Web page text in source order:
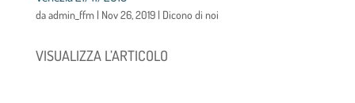
daadmin_ffm| Nov 26, 2019| Dicono di noi
VISUALIZZA L’ARTICOLO